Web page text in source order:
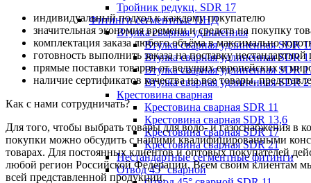
Тройник редукц. SDR 17
Фитинги сегментные ПНД
Втулка сварная удлиненная
Втулка сварная удлиненная SDR
Втулка сварная удлиненная SDR
Втулка сварная удлиненная SDR
Втулка сварная удлиненная SDR
Крестовина сварная
Крестовина сварная SDR 11
Крестовина сварная SDR 13,6
Крестовина сварная SDR 17
Крестовина сварная SDR 21
Нестандартные сегментные фитинги
Отвод 45° сварной
индивидуальный подход к каждому покупателю
значительная экономия времени и средств на покупку
комплектация заказа любого объёма в максимально
готовность выполнить заказа на поставку
прямые поставки товаров от ведущих европейских и
наличие сертификатов качества на все товары,
Как с нами сотрудничать?
Для того, чтобы выбрать товары для водо- и газоснабжения
покупки можно обсудить с нашими квалифицированными
товарах. Для постоянных клиентов и оптовых покупателей
любой регион Российской Федерации. Всем своим клиентам
всей представленной продукции.